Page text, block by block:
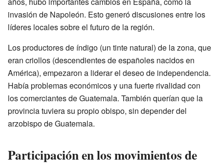
invasión de Napoleón. Esto generó discusiones entre los
líderes locales sobre el futuro de la región.
Los productores de índigo (un tinte natural) de la zona, que
eran criollos (descendientes de españoles nacidos en
América), empezaron a liderar el deseo de independencia.
Había problemas económicos y una fuerte rivalidad con
los comerciantes de Guatemala. También querían que la
provincia tuviera su propio obispo, sin depender del
arzobispo de Guatemala.
Participación en los movimientos de